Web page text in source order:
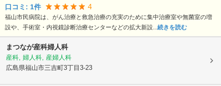
口コミ: 1件 4
福山市民病院は、がん治療と救急治療の充実のために集中治療室や無菌室の増
設や、手術室・内視鏡診断治療センターなどの拡大新設...続きを読む
まつなが産科婦人科
産科, 婦人科, 産婦人科
広島県福山市三吉町3丁目3-23